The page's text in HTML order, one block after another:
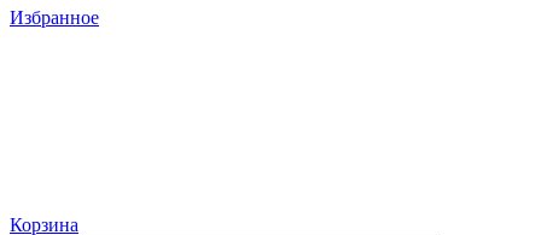
Избранное
Корзина